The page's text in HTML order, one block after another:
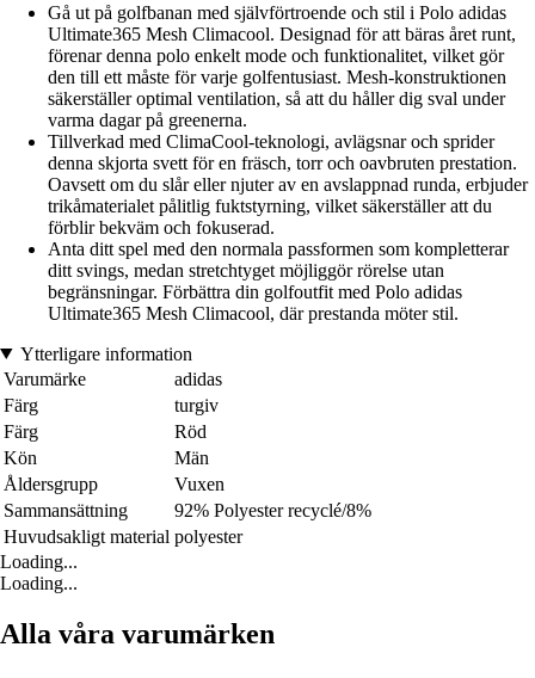
Gå ut på golfbanan med självförtroende och stil i Polo adidas
Ultimate365 Mesh Climacool. Designad för att bäras året runt,
förenar denna polo enkelt mode och funktionalitet, vilket gör
den till ett måste för varje golfentusiast. Mesh-konstruktionen
säkerställer optimal ventilation, så att du håller dig sval under
varma dagar på greenerna.
Tillverkad med ClimaCool-teknologi, avlägsnar och sprider
denna skjorta svett för en fräsch, torr och oavbruten prestation.
Oavsett om du slår eller njuter av en avslappnad runda, erbjuder
trikåmaterialet pålitlig fuktstyrning, vilket säkerställer att du
förblir bekväm och fokuserad.
Anta ditt spel med den normala passformen som kompletterar
ditt svings, medan stretchtyget möjliggör rörelse utan
begränsningar. Förbättra din golfoutfit med Polo adidas
Ultimate365 Mesh Climacool, där prestanda möter stil.
Ytterligare information
Varumärke
adidas
Färg
turgiv
Färg
Röd
Kön
Män
Åldersgrupp
Vuxen
Sammansättning
92% Polyester recyclé/8%
Huvudsakligt material polyester
Loading...
Loading...
Alla våra varumärken